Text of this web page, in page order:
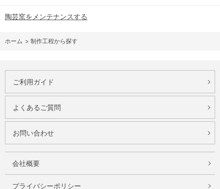
陶芸窯をメンテナンスする
ホーム > 制作工程から探す
ご利用ガイド
よくあるご質問
お問い合わせ
会社概要
プライバシーポリシー